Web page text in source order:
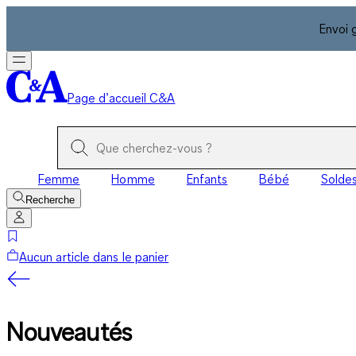
Envoi
Page d’accueil C&A
Femme Homme Enfants Bébé Soldes
Recherche
Aucun article dans le panier
Nouveautés